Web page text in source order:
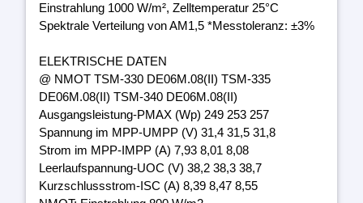
Einstrahlung 1000 W/m², Zelltemperatur 25°C
Spektrale Verteilung von AM1,5 *Messtoleranz: ±3%
ELEKTRISCHE DATEN
@ NMOT TSM-330 DE06M.08(II) TSM-335
DE06M.08(II) TSM-340 DE06M.08(II)
Ausgangsleistung-PMAX (Wp) 249 253 257
Spannung im MPP-UMPP (V) 31,4 31,5 31,8
Strom im MPP-IMPP (A) 7,93 8,01 8,08
Leerlaufspannung-UOC (V) 38,2 38,3 38,7
Kurzschlussstrom-ISC (A) 8,39 8,47 8,55